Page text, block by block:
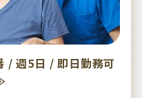
/ 週5日 / 即日勤務可